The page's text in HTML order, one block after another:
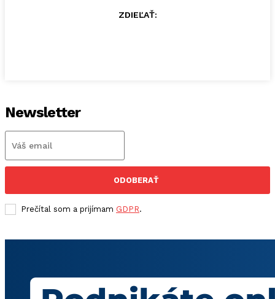
ZDIEĽAŤ:
Newsletter
ODOBERAŤ
Prečítal som a prijímam GDPR.